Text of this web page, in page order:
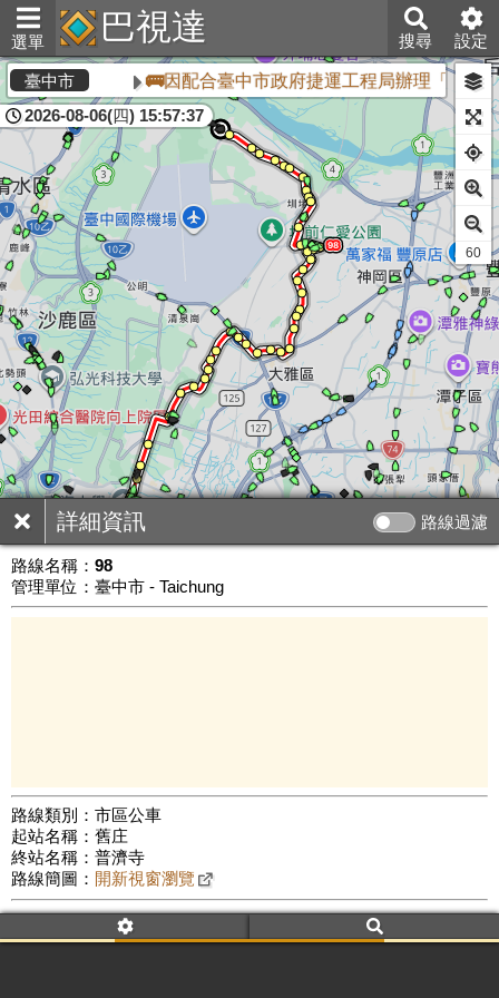
選單 巴視達 搜尋 設定
詳細資訊 路線過濾
路線名稱： 98
管理單位：臺中市 - Taichung
路線類別：市區公車
起站名稱：舊庄
終站名稱：普濟寺
路線簡圖： 開新視窗瀏覽
附屬名稱：98
車頭描述：舊庄
普濟寺
臺中市 🚌因配合臺中市政府捷運工程局辦理「臺中
2026-08-06(四) 15:57:37
公車數量: 累計7970、上線6832
60